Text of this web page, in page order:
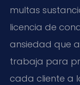
multas
licencia de
ansiedad que
trabaja para
cada cliente a